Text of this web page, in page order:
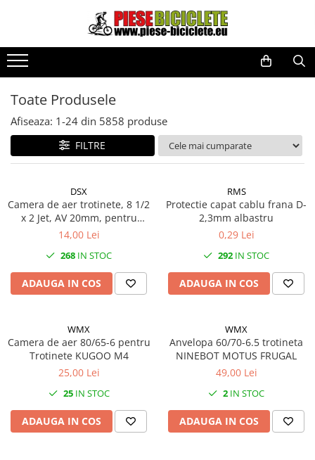
Toate Produsele
Biciclete
Biciclete fara pedale
City
Copii
Cursiere
Pliabile
Role
Triciclete
Vehicule Electrice
Scutere
Piese vehicule electrice
Anvelope biciclete/scuter electrice
Anvelope trotinete
Toate Produsele
Afiseaza: 1-24 din 5858 produse
FILTRE
DSX
Camera de aer trotinete, 8 1/2
x 2 Jet, AV 20mm, pentru
Xiaomi M365/M365 Pro
14,00 Lei
268 IN STOC
ADAUGA IN COS
RMS
Protectie capat cablu frana D-
2,3mm albastru
0,29 Lei
292 IN STOC
ADAUGA IN COS
WMX
Camera de aer 80/65-6 pentru
Trotinete KUGOO M4
25,00 Lei
25IN STOC
ADAUGA IN COS
WMX
Anvelopa 60/70-6.5 trotineta
NINEBOT MOTUS FRUGAL
49,00 Lei
2 IN STOC
ADAUGA IN COS